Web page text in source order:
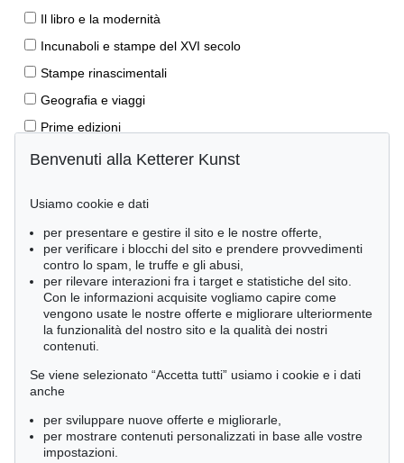
Il libro e la modernità
Incunaboli e stampe del XVI secolo
Stampe rinascimentali
Geografia e viaggi
Prime edizioni
Manoscritti antichi
Libri per bambini
Lifestyle
Pietre miliari delle scienze naturali
Letteratura classica
Economia e diritto
Meraviglie della natura
Cimelia
Ordine:
Benvenuti alla Ketterer Kunst
Usiamo cookie e dati
per presentare e gestire il sito e le nostre offerte,
per verificare i blocchi del sito e prendere provvedimenti
contro lo spam, le truffe e gli abusi,
per rilevare interazioni fra i target e statistiche del sito.
Con le informazioni acquisite vogliamo capire come
vengono usate le nostre offerte e migliorare ulteriormente
la funzionalità del nostro sito e la qualità dei nostri
contenuti.
Se viene selezionato “Accetta tutti” usiamo i cookie e i dati
anche
per sviluppare nuove offerte e migliorarle,
per mostrare contenuti personalizzati in base alle vostre
impostazioni.